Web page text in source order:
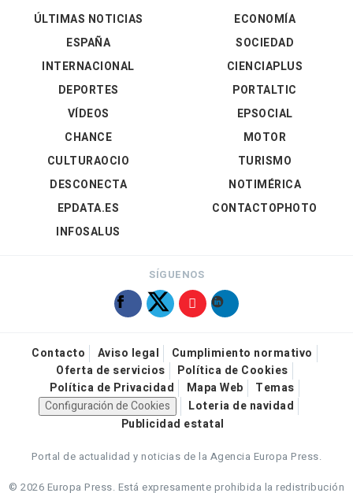
ÚLTIMAS NOTICIAS
ESPAÑA
INTERNACIONAL
DEPORTES
VÍDEOS
ECONOMÍA
SOCIEDAD
CIENCIAPLUS
PORTALTIC
EPSOCIAL
CHANCE
CULTURAOCIO
DESCONECTA
EPDATA.ES
INFOSALUS
MOTOR
TURISMO
NOTIMÉRICA
CONTACTOPHOTO
SÍGUENOS
Contacto Aviso legal
Cumplimiento normativo
Oferta de servicios
Política de Cookies
Política de Privacidad
Mapa Web
Temas
Configuración de Cookies
Loteria de navidad
Publicidad estatal
Portal de actualidad y noticias de la Agencia Europa Press.
© 2026 Europa Press. Está expresamente prohibida la redistribución